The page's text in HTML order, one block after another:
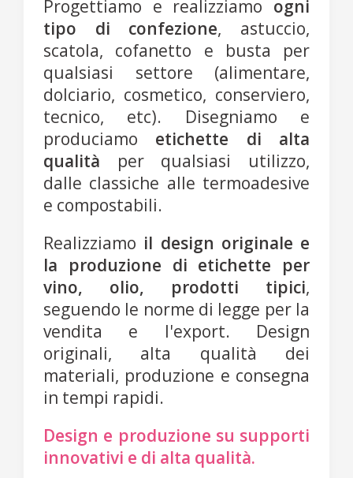
Progettiamo e realizziamo ogni
tipo di confezione, astuccio,
scatola, cofanetto e busta per
qualsiasi settore (alimentare,
dolciario, cosmetico, conserviero,
tecnico, etc). Disegniamo e
produciamo etichette di alta
qualità per qualsiasi utilizzo,
dalle classiche alle termoadesive
e compostabili.
Realizziamo il design originale e
la produzione di etichette per
vino, olio, prodotti tipici,
seguendo le norme di legge per la
vendita e l'export. Design
originali, alta qualità dei
materiali, produzione e consegna
in tempi rapidi.
Design e produzione su supporti
innovativi e di alta qualità.